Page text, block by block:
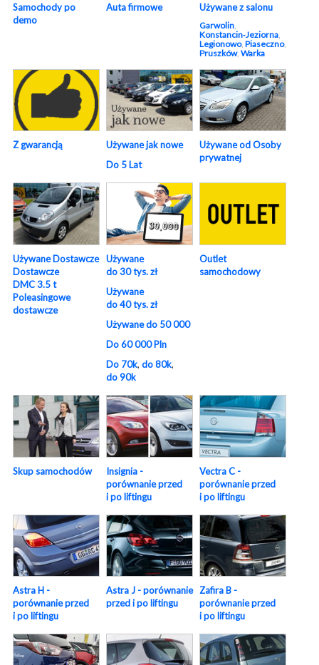
Samochody po
demo
Auta firmowe Używane z salonu
Garwolin
Konstancin‑Jeziorna
Legionowo, Piaseczno,
Pruszków, Warka
Z gwarancją
Używane jak nowe
Do 5 Lat
Używane od Osoby
prywatnej
Używane Dostawcze
Dostawcze
DMC 3.5 t
Poleasingowe
dostawcze
Używane
do 30 tys. zł
Używane
do 40 tys. zł
Używane do 50 000
Do 60 000 Pln
Do 70k, do 80k,
do 90k
Outlet
samochodowy
Skup samochodów
Insignia -
porównanie przed
i po liftingu
Vectra C -
porównanie przed
i po liftingu
Astra H -
porównanie przed
i po liftingu
Astra J - porównanie
przed i po liftingu
Zafira B -
porównanie przed
i po liftingu